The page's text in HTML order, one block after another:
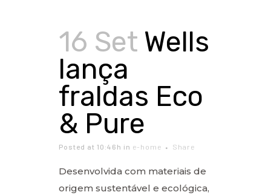
16 Set Wells
lança
fraldas Eco
& Pure
Posted at 10:46h in e-home Share
Desenvolvida com materiais de
origem sustentável e ecológica,